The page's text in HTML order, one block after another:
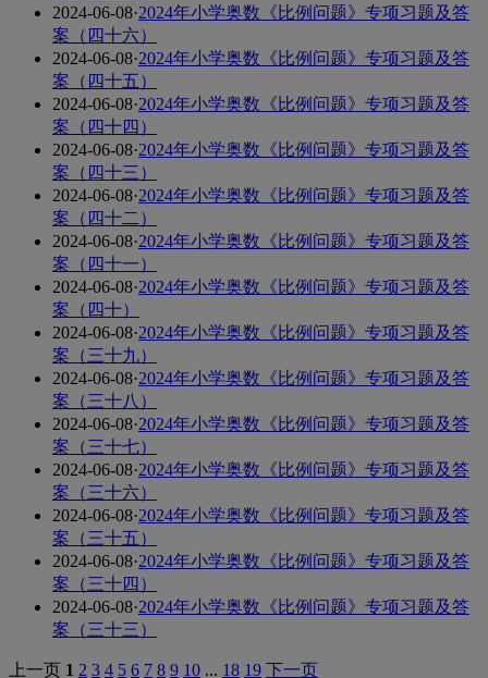
2024-06-08·2024年小学奥数《比例问题》专项习题及答
案（四十六）
2024-06-08·2024年小学奥数《比例问题》专项习题及答
案（四十五）
2024-06-08·2024年小学奥数《比例问题》专项习题及答
案（四十四）
2024-06-08·2024年小学奥数《比例问题》专项习题及答
案（四十三）
2024-06-08·2024年小学奥数《比例问题》专项习题及答
案（四十二）
2024-06-08·2024年小学奥数《比例问题》专项习题及答
案（四十一）
2024-06-08·2024年小学奥数《比例问题》专项习题及答
案（四十）
2024-06-08·2024年小学奥数《比例问题》专项习题及答
案（三十九）
2024-06-08·2024年小学奥数《比例问题》专项习题及答
案（三十八）
2024-06-08·2024年小学奥数《比例问题》专项习题及答
案（三十七）
2024-06-08·2024年小学奥数《比例问题》专项习题及答
案（三十六）
2024-06-08·2024年小学奥数《比例问题》专项习题及答
案（三十五）
2024-06-08·2024年小学奥数《比例问题》专项习题及答
案（三十四）
2024-06-08·2024年小学奥数《比例问题》专项习题及答
案（三十三）
上一页 1 2 3 4 5 6 7 8 9 10 ... 18 19 下一页